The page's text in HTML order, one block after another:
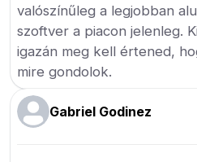
valószínűleg a legjobban
szoftver a piacon jelenleg.
igazán meg kell értened,
mire gondolok.
Gabriel Godinez